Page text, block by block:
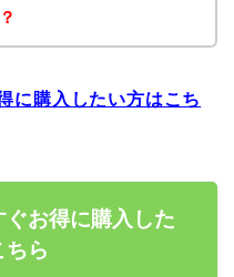
に購入したい方はこち
お得に購入した
ちら